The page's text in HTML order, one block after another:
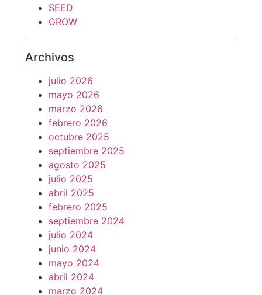
SEED
GROW
Archivos
julio 2026
mayo 2026
marzo 2026
febrero 2026
octubre 2025
septiembre 2025
agosto 2025
julio 2025
abril 2025
febrero 2025
septiembre 2024
julio 2024
junio 2024
mayo 2024
abril 2024
marzo 2024